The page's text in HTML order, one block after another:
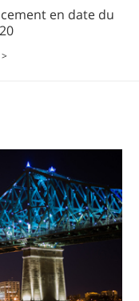
en date du